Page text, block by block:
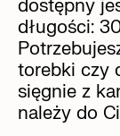
dostępny
długości:
torebki czy
sięgnie z
należy do